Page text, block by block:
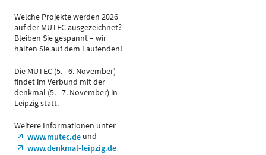
Welche Projekte werden 2026
auf der MUTEC ausgezeichnet?
Bleiben Sie gespannt – wir
halten Sie auf dem Laufenden!
Die MUTEC (5. - 6. November)
findet im Verbund mit der
denkmal (5. - 7. November) in
Leipzig statt.
Weitere Informationen unter
www.mutec.deund
www.denkmal-leipzig.de